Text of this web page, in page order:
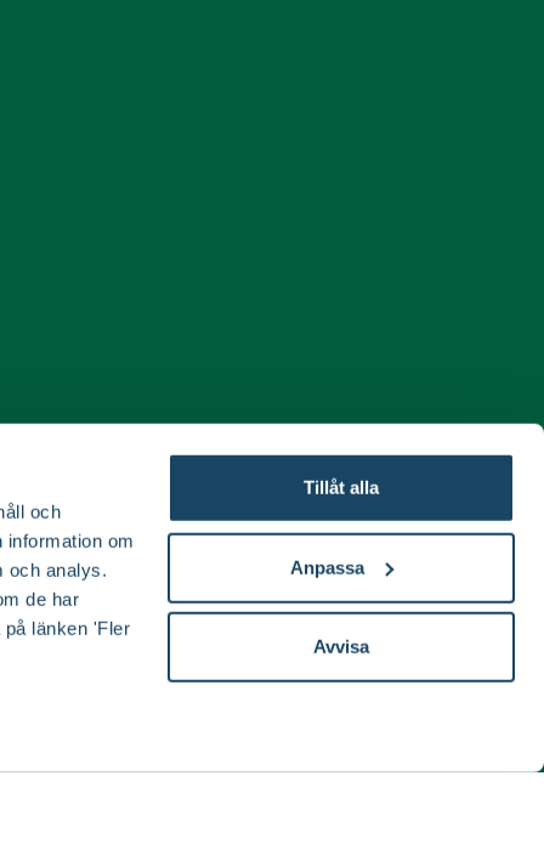
och
information om
och analys.
de har
länken 'Fler
Tillåt alla
Anpassa
Avvisa